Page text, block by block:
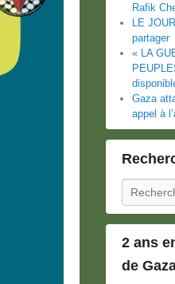
Rafik
LE
partager
« LA
Gaza
appel à
Recherche
2 ans
de